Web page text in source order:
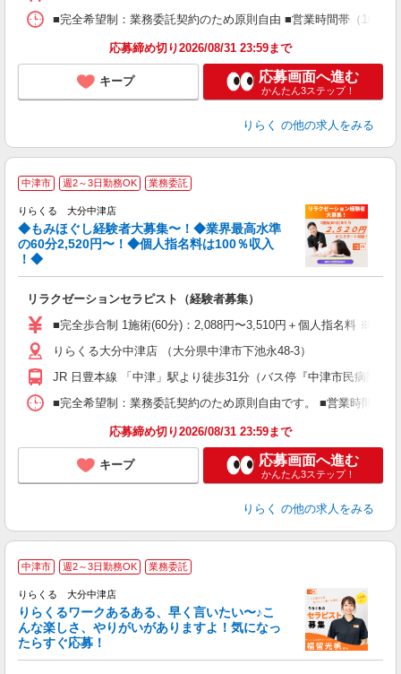
■完全希望制：業務委託契約のため原則自由 ■営業時間帯（
応募締め切り2026/08/31 23:59まで
キープ 応募画面へ進む
かんたん3ステップ！
りらく の他の求人をみる
中津市 週2～3日勤務OK 業務委託
りらくる 大分中津店
◆もみほぐし経験者大募集〜！◆業界最高水準
の60分2,520円〜！◆個人指名料は100％収入
！◆
リラクゼーションセラピスト（経験者募集）
■完全歩合制 1施術(60分)：2,088円〜3,510円＋個人指名料 ※個
りらくる大分中津店 （大分県中津市下池永48-3）
JR 日豊本線 「中津」駅より徒歩31分（バス停『中津市民病院入
■完全希望制：業務委託契約のため原則自由です。 ■営業時間帯
応募締め切り2026/08/31 23:59まで
キープ 応募画面へ進む
かんたん3ステップ！
りらく の他の求人をみる
中津市 週2～3日勤務OK 業務委託
りらくる 大分中津店
りらくるワークあるある、早く言いたい〜♪こ
んな楽しさ、やりがいがありますよ！気になっ
たらすぐ応募！